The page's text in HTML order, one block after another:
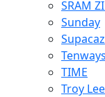
SRAM
Sunday
Supacaz
Tenways
TIME
Troy